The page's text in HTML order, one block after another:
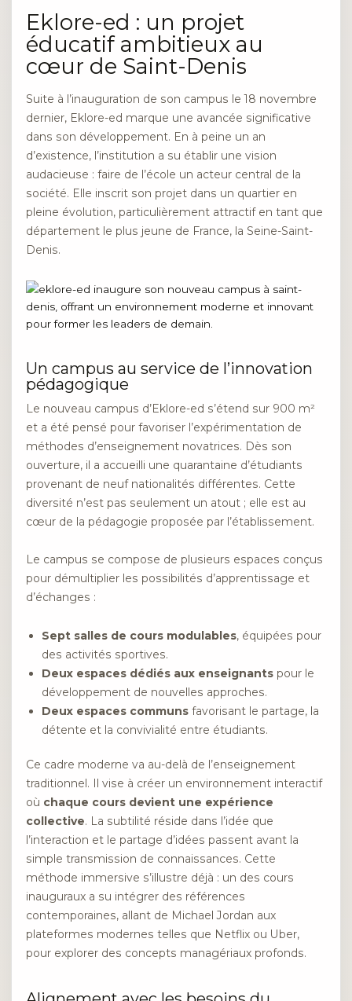
Eklore-ed : un projet
éducatif ambitieux au
cœur de Saint-Denis
Suite à l’inauguration de son campus le 18 novembre
dernier, Eklore-ed marque une avancée significative
dans son développement. En à peine un an
d’existence, l’institution a su établir une vision
audacieuse : faire de l’école un acteur central de la
société. Elle inscrit son projet dans un quartier en
pleine évolution, particulièrement attractif en tant que
département le plus jeune de France, la Seine-Saint-
Denis.
Un campus au service de l’innovation
pédagogique
Le nouveau campus d’Eklore-ed s’étend sur 900 m²
et a été pensé pour favoriser l’expérimentation de
méthodes d’enseignement novatrices. Dès son
ouverture, il a accueilli une quarantaine d’étudiants
provenant de neuf nationalités différentes. Cette
diversité n’est pas seulement un atout ; elle est au
cœur de la pédagogie proposée par l’établissement.
Le campus se compose de plusieurs espaces conçus
pour démultiplier les possibilités d’apprentissage et
d’échanges :
Sept salles de cours modulables, équipées pour
des activités sportives.
Deux espaces dédiés aux enseignants pour le
développement de nouvelles approches.
Deux espaces communs favorisant le partage, la
détente et la convivialité entre étudiants.
Ce cadre moderne va au-delà de l’enseignement
traditionnel. Il vise à créer un environnement interactif
où chaque cours devient une expérience
collective. La subtilité réside dans l’idée que
l’interaction et le partage d’idées passent avant la
simple transmission de connaissances. Cette
méthode immersive s’illustre déjà : un des cours
inauguraux a su intégrer des références
contemporaines, allant de Michael Jordan aux
plateformes modernes telles que Netflix ou Uber,
pour explorer des concepts managériaux profonds.